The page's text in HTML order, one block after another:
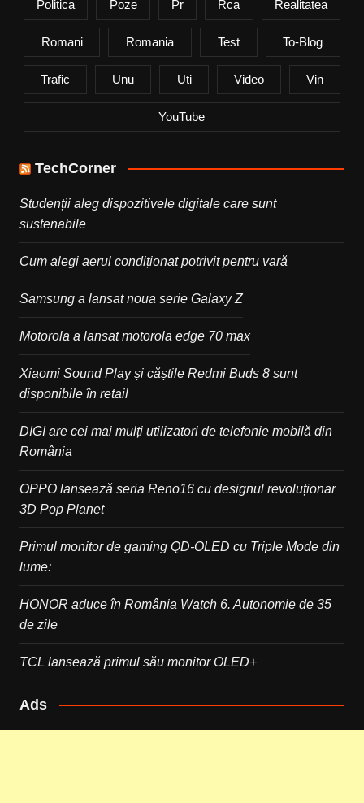
Politica Poze Pr Rca Realitatea
Romani Romania Test To-Blog
Trafic Unu Uti Video Vin
YouTube
TechCorner
Studenții aleg dispozitivele digitale care sunt
sustenabile
Cum alegi aerul condiționat potrivit pentru vară
Samsung a lansat noua serie Galaxy Z
Motorola a lansat motorola edge 70 max
Xiaomi Sound Play și căștile Redmi Buds 8 sunt
disponibile în retail
DIGI are cei mai mulți utilizatori de telefonie mobilă din
România
OPPO lansează seria Reno16 cu designul revoluționar
3D Pop Planet
Primul monitor de gaming QD-OLED cu Triple Mode din
lume:
HONOR aduce în România Watch 6. Autonomie de 35
de zile
TCL lansează primul său monitor OLED+
Ads